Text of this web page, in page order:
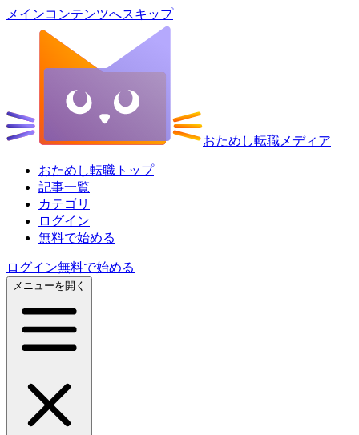
メインコンテンツへスキップ
おためし転職メディア
おためし転職トップ
記事一覧
カテゴリ
ログイン
無料で始める
ログイン無料で始める
メニューを開く